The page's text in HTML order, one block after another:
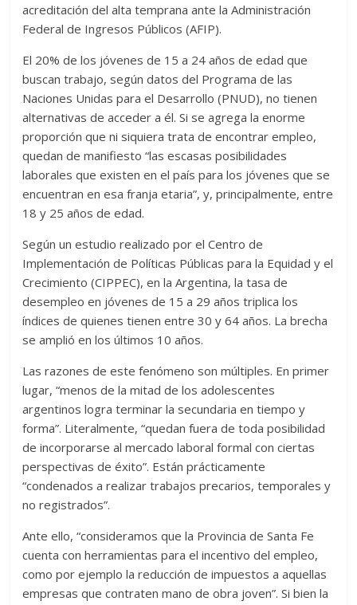
acreditación del alta temprana ante la Administración
Federal de Ingresos Públicos (AFIP).
El 20% de los jóvenes de 15 a 24 años de edad que
buscan trabajo, según datos del Programa de las
Naciones Unidas para el Desarrollo (PNUD), no tienen
alternativas de acceder a él. Si se agrega la enorme
proporción que ni siquiera trata de encontrar empleo,
quedan de manifiesto “las escasas posibilidades
laborales que existen en el país para los jóvenes que se
encuentran en esa franja etaria”, y, principalmente, entre
18 y 25 años de edad.
Según un estudio realizado por el Centro de
Implementación de Políticas Públicas para la Equidad y el
Crecimiento (CIPPEC), en la Argentina, la tasa de
desempleo en jóvenes de 15 a 29 años triplica los
índices de quienes tienen entre 30 y 64 años. La brecha
se amplió en los últimos 10 años.
Las razones de este fenómeno son múltiples. En primer
lugar, “menos de la mitad de los adolescentes
argentinos logra terminar la secundaria en tiempo y
forma”. Literalmente, “quedan fuera de toda posibilidad
de incorporarse al mercado laboral formal con ciertas
perspectivas de éxito”. Están prácticamente
“condenados a realizar trabajos precarios, temporales y
no registrados”.
Ante ello, “consideramos que la Provincia de Santa Fe
cuenta con herramientas para el incentivo del empleo,
como por ejemplo la reducción de impuestos a aquellas
empresas que contraten mano de obra joven”. Si bien la